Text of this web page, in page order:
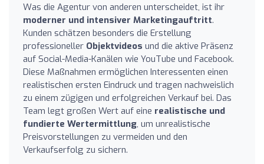
Was die Agentur von anderen unterscheidet, ist ihr
moderner und intensiver Marketingauftritt.
Kunden schätzen besonders die Erstellung
professioneller Objektvideos und die aktive Präsenz
auf Social-Media-Kanälen wie YouTube und Facebook.
Diese Maßnahmen ermöglichen Interessenten einen
realistischen ersten Eindruck und tragen nachweislich
zu einem zügigen und erfolgreichen Verkauf bei. Das
Team legt großen Wert auf eine realistische und
fundierte Wertermittlung, um unrealistische
Preisvorstellungen zu vermeiden und den
Verkaufserfolg zu sichern.